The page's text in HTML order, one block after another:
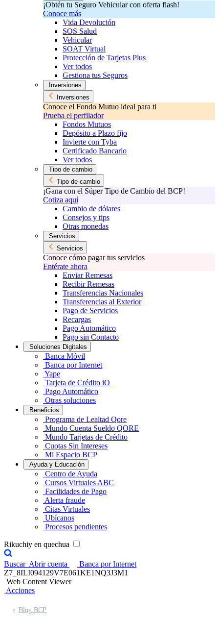
¡Obtén tu Seguro Vehicular con oferta flash!
Conoce más
Vida Devolución
SOS Salud
Vehicular
SOAT Virtual
Protección de Tarjetas Plus
Ver todos
Gestiona tus Seguros
Inversiones
Inversiones
Conoce el Fondo Mutuo ideal para ti
Prueba el perfilador
Fondos Mutuos
Depósito a Plazo fijo
Invierte con Tyba
Certificado Bancario
Ver todos
Tipo de cambio
Tipo de cambio
¡Gana con el Súper Tipo de Cambio del BCP!
Cotiza aquí
Cambio de dólares
Consejos y tips
Otras monedas
Servicios
Servicios
Conoce cómo pagar tus servicios
Entérate ahora
Enviar Remesas
Recibir Remesas
Transferencias Nacionales
Transferencias al Exterior
Pago de Servicios
Recargas
Pago Automático
Pago sin Contacto
Soluciones Digitales
Banca Móvil
Banca por Internet
Yape
Tarjeta de Crédito iO
Pago Automático
Otras soluciones
Beneficios
Programa de Lealtad Qore
Mundo Cuenta Sueldo QORE
Mundo Tarjetas de Crédito
Cuotas Sin Intereses
Mi Espacio BCP
Ayuda y Educación
Centro de Ayuda
Cursos Virtuales ABC
Facilidades de Pago
Alerta fraude
Citas Virtuales
Ubícanos
Procesos pendientes
Rikuchiy en quechua
Buscar Abrir cuenta
Banca por Internet
Z7_8ILI094129V7E061KE1NQ3J3M1
Web Content Viewer
Acciones
Blog BCP